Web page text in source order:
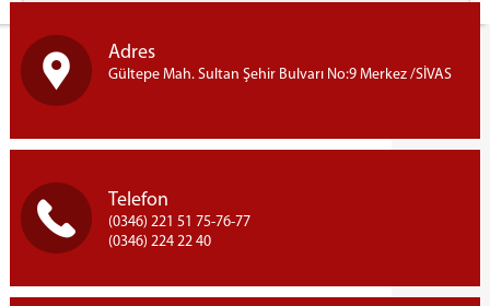
Adres
Gültepe Mah. Sultan Şehir Bulvarı No:9 Merkez /SİVAS
Telefon
(0346) 221 51 75-76-77
(0346) 224 22 40